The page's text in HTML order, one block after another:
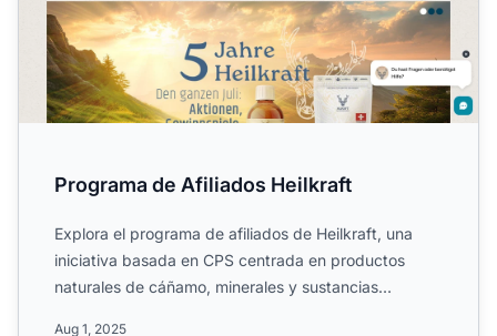
Programa de Afiliados Heilkraft
Explora el programa de afiliados de Heilkraft, una
iniciativa basada en CPS centrada en productos
naturales de cáñamo, minerales y sustancias
Aug 1, 2025